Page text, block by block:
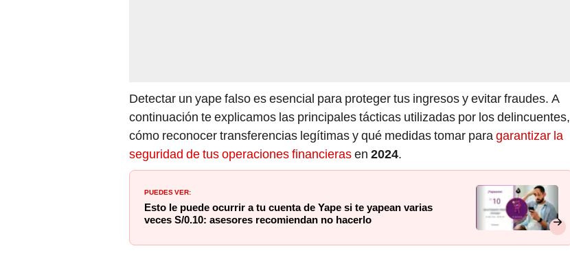
Detectar un yape falso es esencial para proteger tus ingresos y evitar fraudes. A
continuación te explicamos las principales tácticas utilizadas por los delincuentes,
cómo reconocer transferencias legítimas y qué medidas tomar paragarantizar la
seguridad de tus operaciones financierasen 2024.
PUEDES VER:
Esto le puede ocurrir a tu cuenta de Yape si te yapean varias
veces S/0.10: asesores recomiendan no hacerlo